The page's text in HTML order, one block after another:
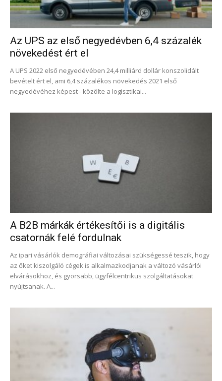
Az UPS az első negyedévben 6,4 százalék
növekedést ért el
A UPS 2022 első negyedévében 24,4 milliárd dollár konszolidált
bevételt ért el, ami 6,4 százalékos növekedés 2021 első
negyedévéhez képest - közölte a logisztikai...
A B2B márkák értékesítői is a digitális
csatornák felé fordulnak
Az ipari vásárlók demográfiai változásai szükségessé teszik, hogy
az őket kiszolgáló cégek is alkalmazkodjanak a változó vásárlói
elvárásokhoz, és gyorsabb, ügyfélcentrikus szolgáltatásokat
nyújtsanak. A...